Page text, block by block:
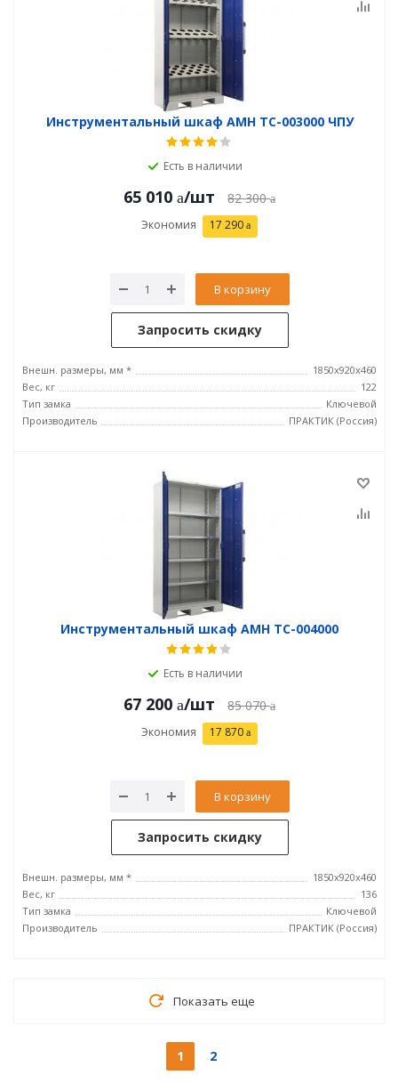
Инструментальный шкаф AMH TC-003000 ЧПУ
Есть в наличии
65 010 /шт 82 300
Экономия 17 290
В корзину
Запросить скидку
Внешн. размеры, мм *
1850x920x460
Вес, кг
122
Тип замка
Ключевой
Производитель
ПРАКТИК (Россия)
Инструментальный шкаф AMH TC-004000
Есть в наличии
67 200 /шт 85 070
Экономия 17 870
В корзину
Запросить скидку
Внешн. размеры, мм *
1850x920x460
Вес, кг
136
Тип замка
Ключевой
Производитель
ПРАКТИК (Россия)
Показать еще
1 2